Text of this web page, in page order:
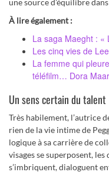
une source d’équilibre
À lire également :
La saga Maeght : «
Les cinq vies de
La femme qui
téléfilm… Dora
Un sens certain du talent
Très habilement, l’autrice
rien de la vie intime de
logique à sa carrière de
visages se superposent,
s’imbriquent, dialoguent